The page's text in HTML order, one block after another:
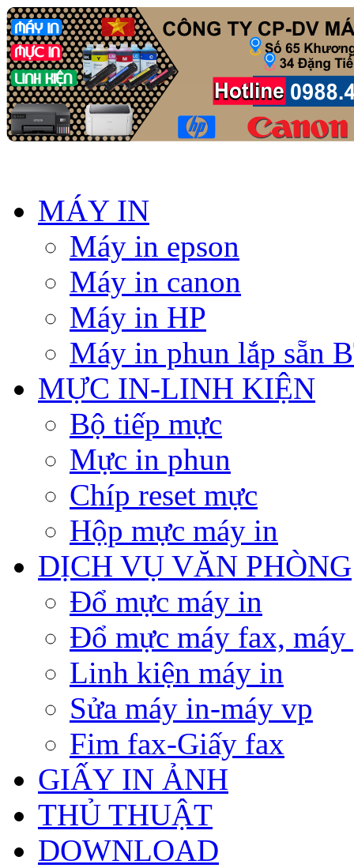
MÁY IN
Máy in epson
Máy in canon
Máy in HP
Máy in phun lắp sẵn
MỰC IN-LINH KIỆN
Bộ tiếp mực
Mực in phun
Chíp reset mực
Hộp mực máy in
DỊCH VỤ VĂN PHÒNG
Đổ mực máy in
Đổ mực máy fax, máy
Linh kiện máy in
Sửa máy in-máy vp
Fim fax-Giấy fax
GIẤY IN ẢNH
THỦ THUẬT
DOWNLOAD